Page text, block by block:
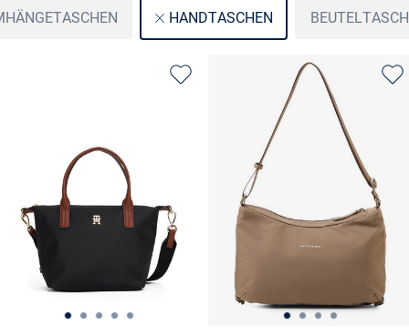
HANDTASCHEN